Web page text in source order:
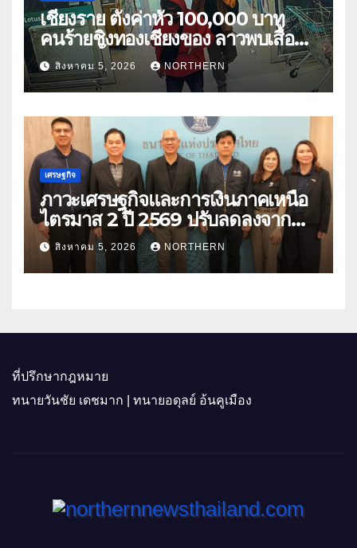
เชียงราย ตั้งค่าหัว 100,000 บาท
คนร้ายชิงทองเชียงของ ลาวพบเสื้อผ้า
คนร้ายตั้งจุดตรวจตามเส้นทาง
สิงหาคม 5, 2026 NORTHERN
เศรษฐกิจ
ภาวะเศรษฐกิจและการเงินภาคเหนือ
ไตรมาส 2 ปี 2569 ปรับลดลงจาก
ราคาพลังงาน ค่าครองชีพ
สิงหาคม 5, 2026 NORTHERN
ที่ปรึกษากฎหมาย
ทนายวันชัย เดชมาก | ทนายอดุลย์ อ้นคูเมือง